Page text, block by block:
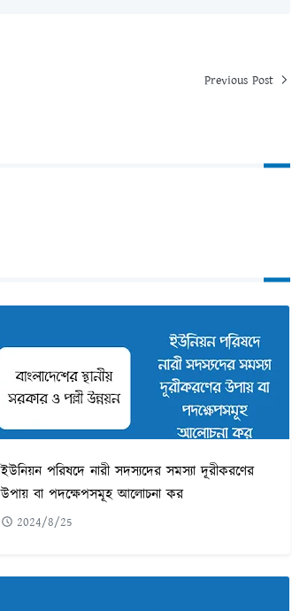
Previous Post
ইউনিয়ন পরিষদে নারী সদস্যদের সমস্যা দূরীকরণের
উপায় বা পদক্ষেপসমূহ আলোচনা কর
2024/8/25